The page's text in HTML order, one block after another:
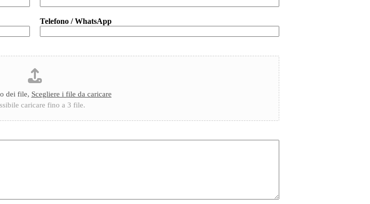
Telefono / WhatsApp
dei file, Scegliere i file da caricare
caricare fino a 3 file.